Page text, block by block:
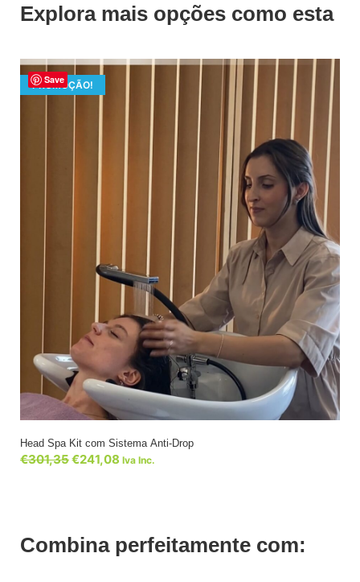
Explora mais opções como esta
Save
PROMOÇÃO!
Head Spa Kit com Sistema Anti-Drop
€301,35€241,08 Iva Inc.
Combina perfeitamente com: